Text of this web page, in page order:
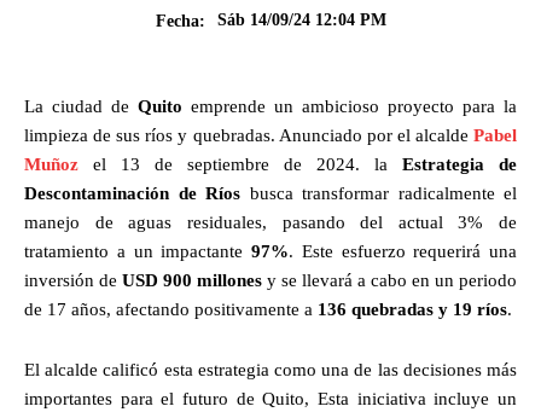
Fecha:
Sáb 14/09/24 12:04 PM
La ciudad de Quito emprende un ambicioso proyecto para la
limpieza de sus ríos y quebradas. Anunciado por el alcalde Pabel
Muñoz el 13 de septiembre de 2024. la Estrategia de
Descontaminación de Ríos busca transformar radicalmente el
manejo de aguas residuales, pasando del actual 3% de
tratamiento a un impactante 97%. Este esfuerzo requerirá una
inversión de USD 900 millones y se llevará a cabo en un periodo
de 17 años, afectando positivamente a 136 quebradas y 19 ríos.
El alcalde calificó esta estrategia como una de las decisiones más
importantes para el futuro de Quito, Esta iniciativa incluye un